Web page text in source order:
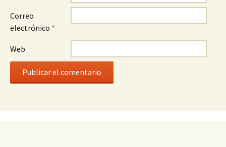
Correo
electrónico *
Web